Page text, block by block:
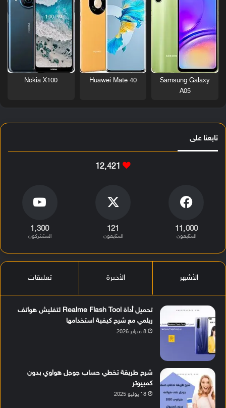
Samsung Galaxy
A05
Huawei Mate 40
Nokia X100
تابعنا على
12٬421
11٬000
المتابعون
121
المتابعون
1٬300
المشتركون
الأشهر الأخيرة تعليقات
تحميل أداة Realme Flash Tool لتفليش هواتف
ريلمي مع شرح كيفية استخدامها
8 فبراير 2026
شرح طريقة تخطي حساب جوجل هواوي بدون
كمبيوتر
18 يوليو 2025